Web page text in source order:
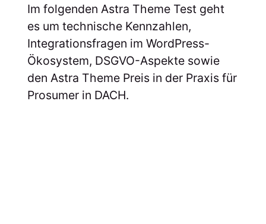
Im folgenden Astra Theme Test geht
es um technische Kennzahlen,
Integrationsfragen im WordPress-
Ökosystem, DSGVO-Aspekte sowie
den Astra Theme Preis in der Praxis für
Prosumer in DACH.